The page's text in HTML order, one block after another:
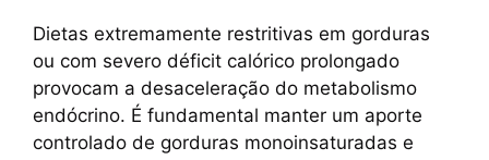
Dietas extremamente restritivas em gorduras
ou com severo déficit calórico prolongado
provocam a desaceleração do metabolismo
endócrino. É fundamental manter um aporte
controlado de gorduras monoinsaturadas e